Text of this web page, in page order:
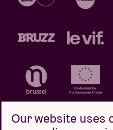
Our website uses